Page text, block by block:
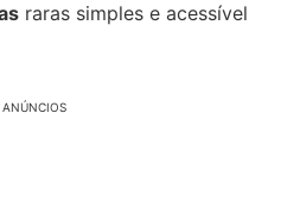
raras simples e acessível
ANÚNCIOS